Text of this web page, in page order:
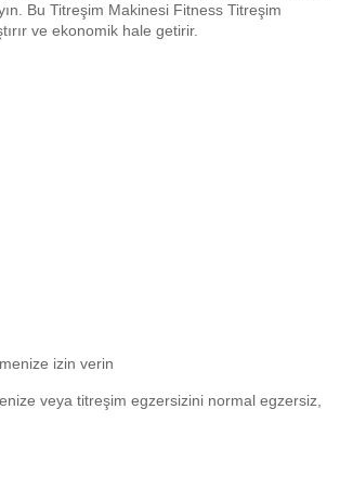
Bu Titreşim Makinesi Fitness Titreşim
ve ekonomik hale getirir.
izin verin
veya titreşim egzersizini normal egzersiz,